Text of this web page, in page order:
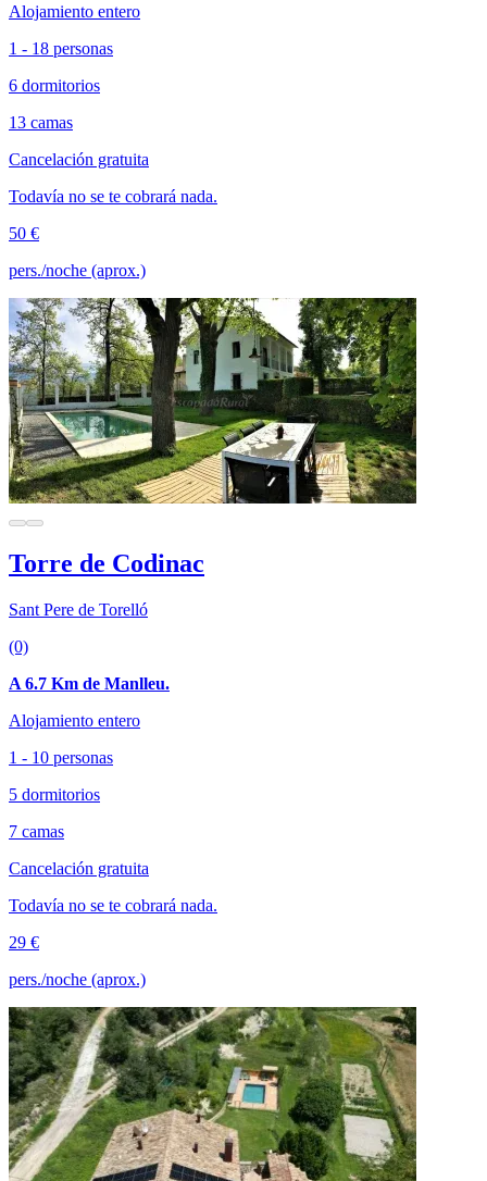
Alojamiento entero
1 - 18 personas
6 dormitorios
13 camas
Cancelación gratuita
Todavía no se te cobrará nada.
50 €
pers./noche (aprox.)
Torre de Codinac
Sant Pere de Torelló
(0)
A 6.7 Km de Manlleu.
Alojamiento entero
1 - 10 personas
5 dormitorios
7 camas
Cancelación gratuita
Todavía no se te cobrará nada.
29 €
pers./noche (aprox.)